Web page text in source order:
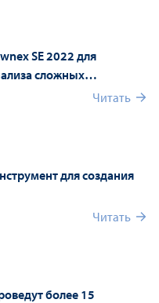
SE 2022 для
сложных
Читать
для создания
Читать
более 15